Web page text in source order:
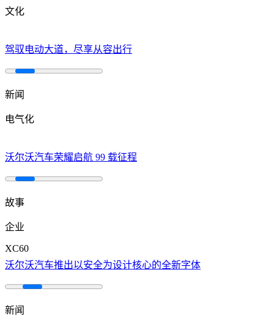
文化
驾驭电动大道，尽享从容出行
新闻
电气化
沃尔沃汽车荣耀启航 99 载征程
故事
企业
XC60
沃尔沃汽车推出以安全为设计核心的全新字体
新闻